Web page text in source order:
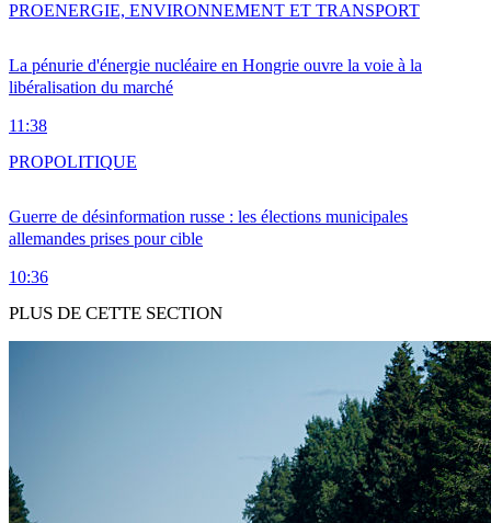
La pénurie d'énergie nucléaire en Hongrie ouvre la voie à la
libéralisation du marché
11:38
PROENERGIE, ENVIRONNEMENT ET TRANSPORT
Guerre de désinformation russe : les élections municipales
allemandes prises pour cible
10:36
PROPOLITIQUE
PLUS DE CETTE SECTION